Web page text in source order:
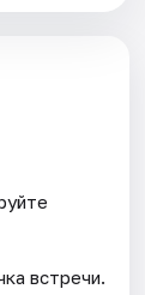
встречи.